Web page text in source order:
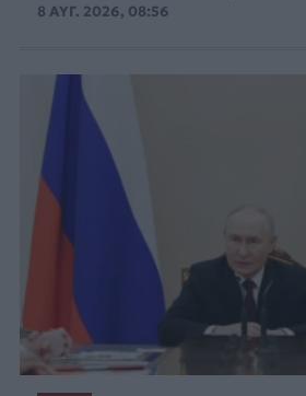
8 ΑΥΓ. 2026, 08:56